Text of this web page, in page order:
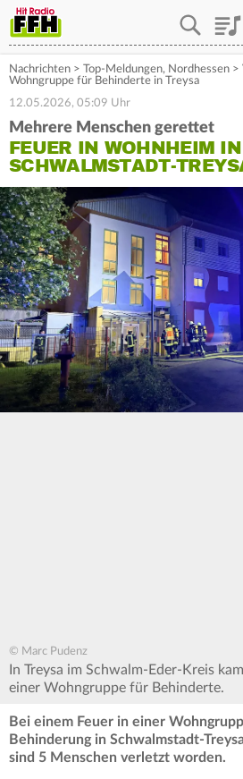
Nachrichten > Top-Meldungen, Nordhessen >
Wohngruppe für Behinderte in Treysa
12.05.2026, 05:09 Uhr
Mehrere Menschen gerettet
FEUER IN WOHNHEIM IN
SCHWALMSTADT-
© Marc Pudenz
In Treysa im Schwalm-Eder-Kreis
einer Wohngruppe für Behinderte.
Bei einem Feuer in einer
Behinderung in Schwalmstadt-
sind 5 Menschen verletzt worden.